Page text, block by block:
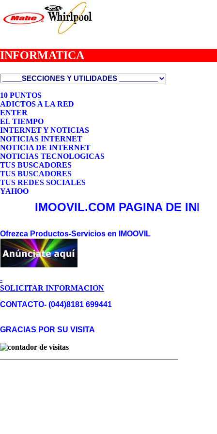
INFORMATICA
10 PUNTOS
ADICTOS A LA RED
ENTER
EL TIEMPO
INTERNET Y NOTICIAS
NOTICIAS INTERNET
NOTICIA DE INTERNET
NOTICIAS TECNOLOGICAS
TUS BUSCADORES
TUS BUSCADORES
TUS REDES SOCIALES
YAHOO
IMOOVIL.COM PAGINA DE
Ofrezca Productos-Servicios en IMOOVIL
-
SOLICITAR INFORMACION
CONTACTO- (044)8181 699441
GRACIAS POR SU VISITA